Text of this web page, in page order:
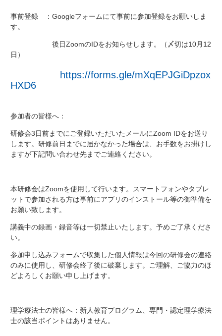
事前登録 ：Googleフォームにて事前に参加登録をお願いしま
す。
後日ZoomのIDをお知らせします。（〆切は10月12
日）
https://forms.gle/mXqEPJGiDpzox
HXD6
参加者の皆様へ：
研修会3日前までにご登録いただいたメールにZoom IDをお送り
します。研修前日までに届かなかった場合は、お手数をお掛けし
ますが下記問い合わせ先までご連絡ください。
本研修会はZoomを使用して行います。スマートフォンやタブレ
ットで参加される方は事前にアプリのインストール等の御準備を
お願い致します。
講義中の録画・録音等は一切禁止いたします。予めご了承くださ
い。
参加申し込みフォームで収集した個人情報は今回の研修会の連絡
のみに使用し、研修会終了後に破棄します。ご理解、ご協力のほ
どよろしくお願い申し上げます。
理学療法士の皆様へ：新人教育プログラム、専門・認定理学療法
士の該当ポイントはありません。